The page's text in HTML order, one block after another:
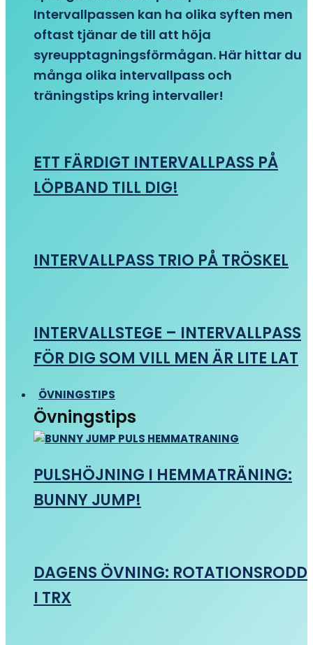
Intervallpassen kan ha olika syften men
oftast tjänar de till att höja
syreupptagningsförmågan. Här hittar du
många olika intervallpass och
träningstips kring intervaller!
ETT FÄRDIGT INTERVALLPASS PÅ
LÖPBAND TILL DIG!
INTERVALLPASS TRIO PÅ TRÖSKEL
INTERVALLSTEGE – INTERVALLPASS
FÖR DIG SOM VILL MEN ÄR LITE LAT
ÖVNINGSTIPS
Övningstips
PULSHÖJNING I HEMMATRÄNING:
BUNNY JUMP!
DAGENS ÖVNING: ROTATIONSRODD
I TRX